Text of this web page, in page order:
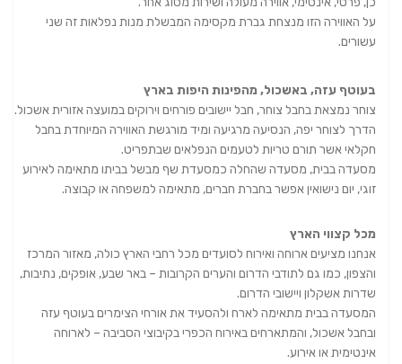
על האווירה הזו מנצחת גברת מקסימה המבשלת מנות נפלאות זה שני
עשורים.
בעוטף עזה, באשכול, מהפינות היפות בארץ
צוחר נמצאת בחבל צוחר, חבל יישובים פורחים וירוקים במועצה אזורית אשכול.
הדרך לצוחר יפה, הנסיעה מרגיעה ומיד מורגשת האווירה המיוחדת בחבל
חקלאי אשר תורם טריות לטעמים הנפלאים שבתפריט.
מסעדה בבית, מסעדה שהחלה כמסעדת שף מבשל בביתו מתאימה לאירוע
זוגי, יום נישואין אפשר בחברת חברים, מתאימה למשפחה או קבוצה.
מכל קצווי הארץ
אנחנו מציעים ארוחה ואירוח לסועדים מכל רחבי הארץ כולה, מאזור המרכז
והצפון, כמו גם לתודבי הדרום והערים הקרובות – באר שבע, אופקים, נתיבות,
שדרות אשקלון ויישובי הדרום.
המסעדה בבית מתאימה לארח ולהסעיד את אורחי הצימרים בעוטף עזה
ובחבל אשכול, והמתארחים באירוח הכפרי בקיבוצי הסביבה – לארוחה
אינטימית או אירוע.